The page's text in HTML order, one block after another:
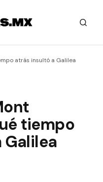
atrás insultó a Galilea
tiempo